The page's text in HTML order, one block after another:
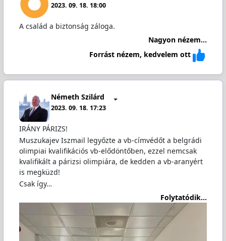
2023. 09. 18. 18:00
A család a biztonság záloga.
Nagyon nézem...
Forrást nézem, kedvelem ott
Németh Szilárd
2023. 09. 18. 17:23
IRÁNY PÁRIZS!
Muszukajev Iszmail legyőzte a vb-címvédőt a belgrádi
olimpiai kvalifikációs vb-elődöntőben, ezzel nemcsak
kvalifikált a párizsi olimpiára, de kedden a vb-aranyért
is megküzd!
Csak így…
Folytatódik...